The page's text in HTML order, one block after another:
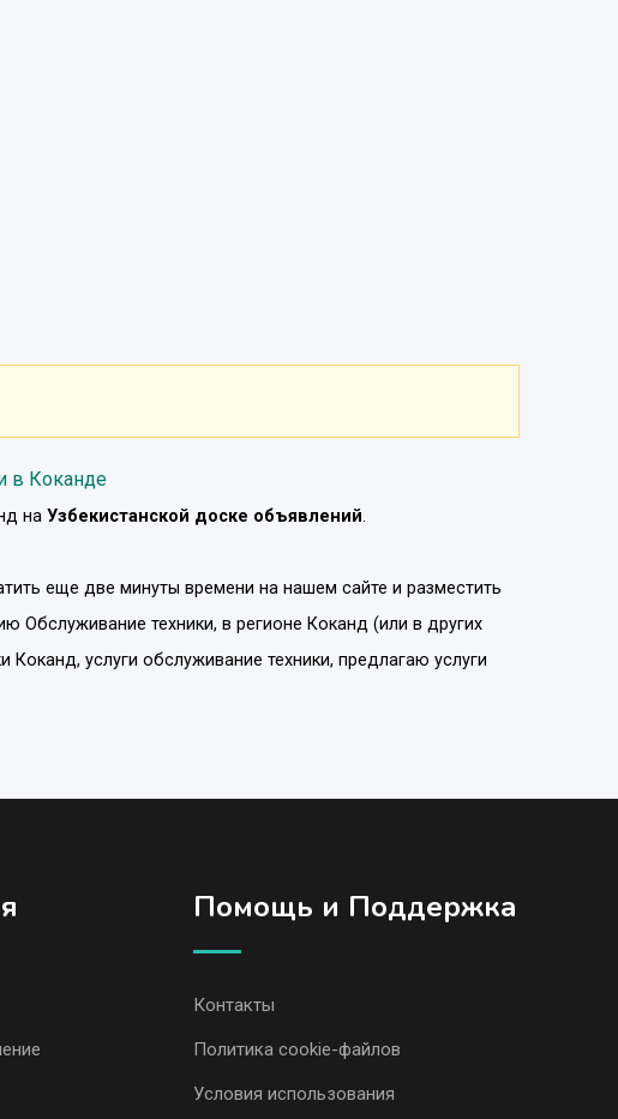
в Коканде
на Узбекистанской доске объявлений.
еще две минуты времени на нашем сайте и разместить
Обслуживание техники, в регионе Коканд (или в других
услуги обслуживание техники, предлагаю услуги
Помощь и Поддержка
Контакты
Политика cookie-файлов
Условия использования